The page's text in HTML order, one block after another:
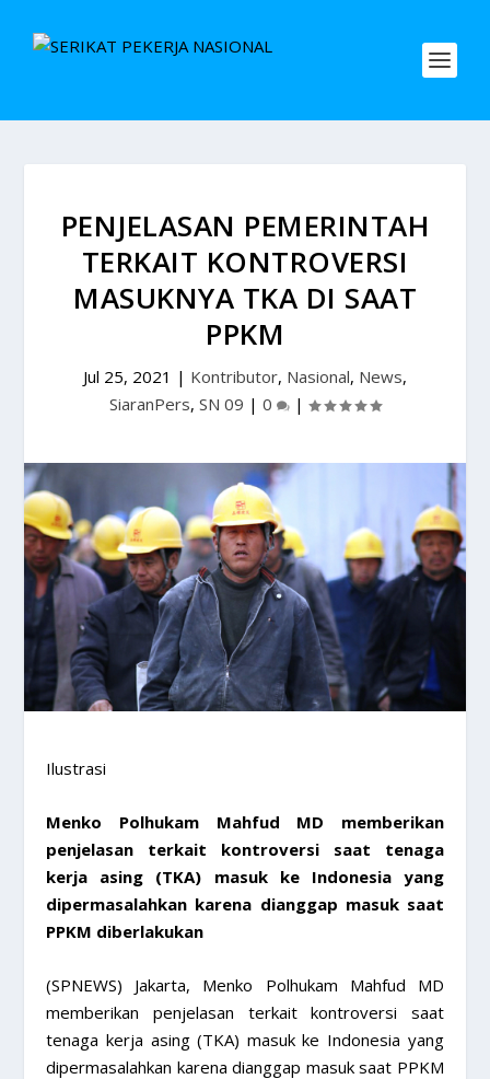
PENJELASAN PEMERINTAH
TERKAIT KONTROVERSI
MASUKNYA TKA DI SAAT
PPKM
Jul 25, 2021 | Kontributor, Nasional, News,
SiaranPers, SN 09 | 0 |
Ilustrasi
Menko Polhukam Mahfud MD memberikan
penjelasan terkait kontroversi saat tenaga
kerja asing (TKA) masuk ke Indonesia yang
dipermasalahkan karena dianggap masuk saat
PPKM diberlakukan
(SPNEWS) Jakarta, Menko Polhukam Mahfud MD
memberikan penjelasan terkait kontroversi saat
tenaga kerja asing (TKA) masuk ke Indonesia yang
dipermasalahkan karena dianggap masuk saat PPKM